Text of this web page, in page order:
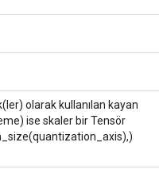
olarak kullanılan kayan
ise skaler bir Tensör